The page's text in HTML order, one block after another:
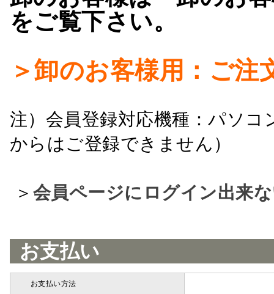
をご覧下さい。
＞卸のお客様用：ご注
注）会員登録対応機種：パソ
からはご登録できません）
＞ 会員ページにログイン出来
お支払い
お支払い方法